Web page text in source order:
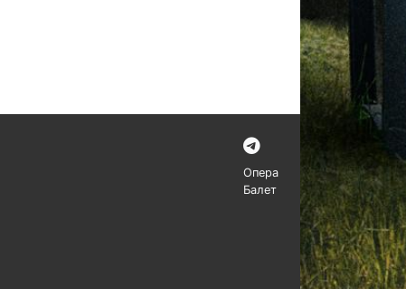
Опера
Балет